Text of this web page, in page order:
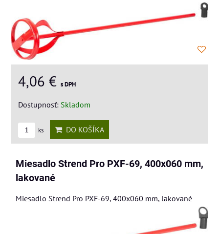
4,06 € s DPH
Dostupnosť: Skladom
ks DO KOŠÍKA
Miesadlo Strend Pro PXF-69, 400x060 mm,
lakované
Miesadlo Strend Pro PXF-69, 400x060 mm, lakované